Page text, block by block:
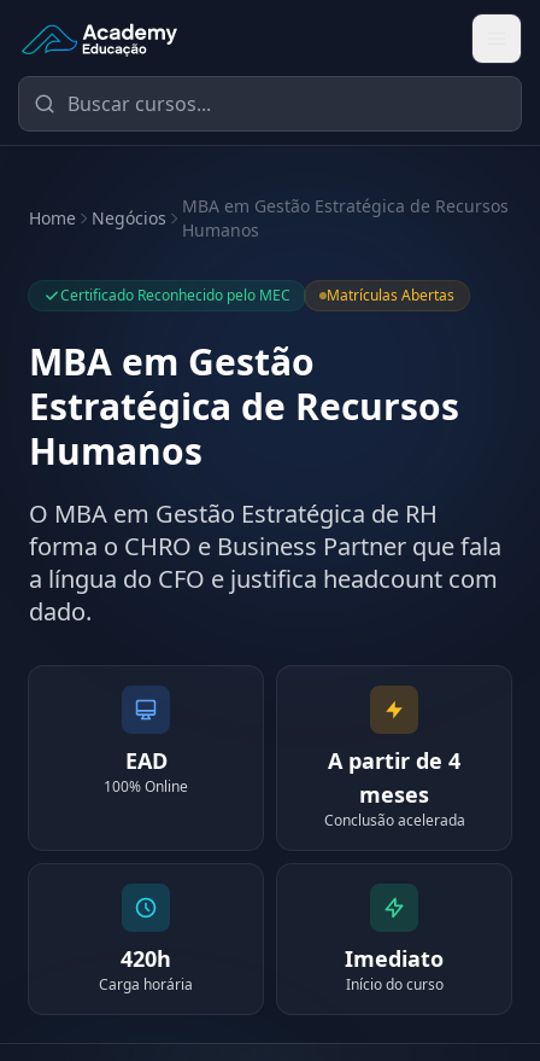
Academy Educação — Página Inicial
Home Negócios
MBA em Gestão Estratégica de Recursos
Humanos
Certificado Reconhecido pelo MEC Matrículas Abertas
MBA em Gestão
Estratégica de Recursos
Humanos
O MBA em Gestão Estratégica de RH
forma o CHRO e Business Partner que fala
a língua do CFO e justifica headcount com
dado.
EAD
100% Online
A partir de 4
meses
Conclusão acelerada
420h
Carga horária
Imediato
Início do curso